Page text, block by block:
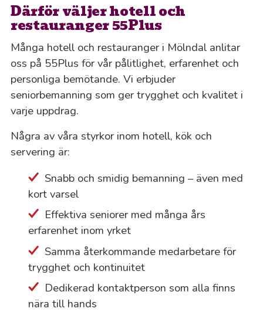
Därför väljer hotell och
restauranger 55Plus
Många hotell och restauranger i Mölndal anlitar
oss på 55Plus för vår pålitlighet, erfarenhet och
personliga bemötande. Vi erbjuder
seniorbemanning som ger trygghet och kvalitet i
varje uppdrag.
Några av våra styrkor inom hotell, kök och
servering är:
Snabb och smidig bemanning – även med
kort varsel
Effektiva seniorer med många års
erfarenhet inom yrket
Samma återkommande medarbetare för
trygghet och kontinuitet
Dedikerad kontaktperson som alla finns
nära till hands